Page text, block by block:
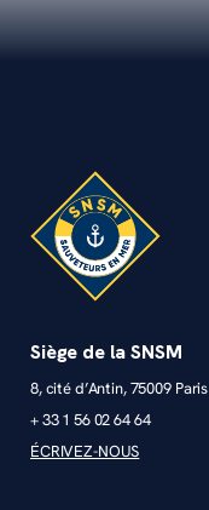
Siège de la SNSM
8, cité d’Antin, 75009 Paris
+ 33 1 56 02 64 64
ÉCRIVEZ-NOUS